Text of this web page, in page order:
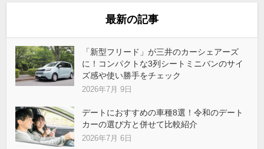
最新の記事
「新型フリード」が三井のカーシェアーズ
に！コンパクトな3列シートミニバンのサイ
ズ感や使い勝手をチェック
2026年7月 9日
デートにおすすめの車種8選！令和のデート
カーの選び方と併せて比較紹介
2026年7月 6日